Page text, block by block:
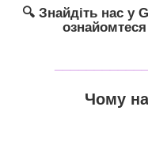
🔍 Знайдіть нас у
ознайомтеся
Чому